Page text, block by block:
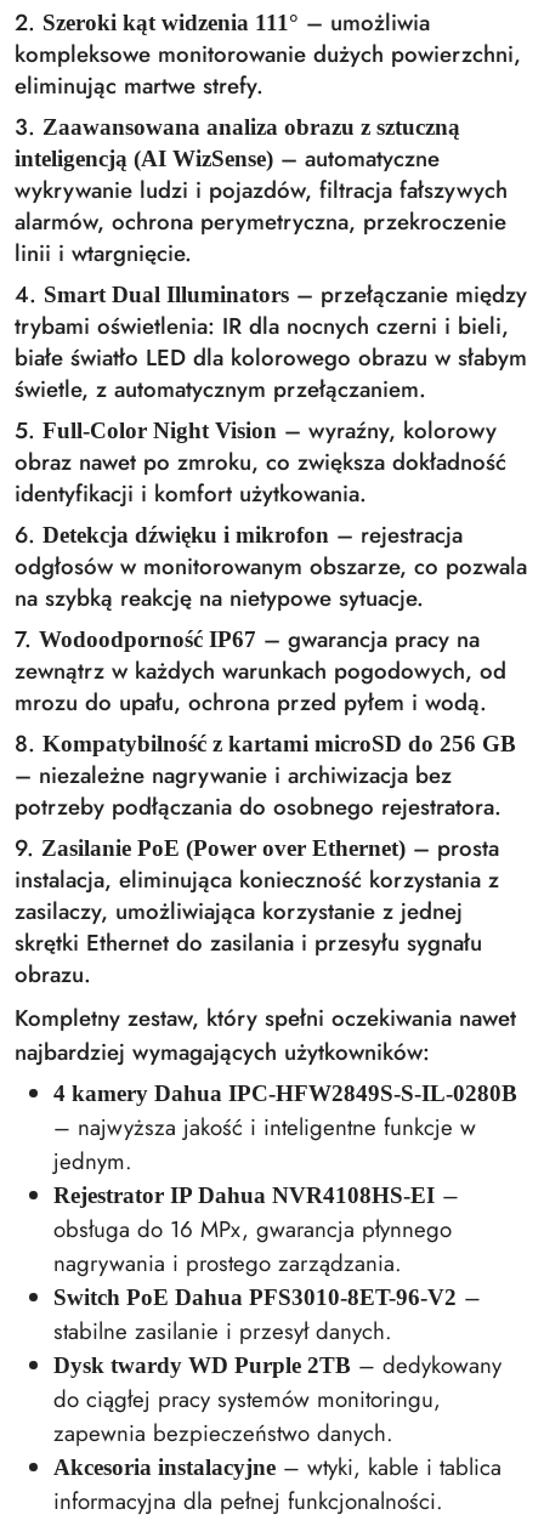
2. Szeroki kąt widzenia 111° – umożliwia
kompleksowe monitorowanie dużych powierzchni,
eliminując martwe strefy.
3. Zaawansowana analiza obrazu z sztuczną
inteligencją (AI WizSense) – automatyczne
wykrywanie ludzi i pojazdów, filtracja fałszywych
alarmów, ochrona perymetryczna, przekroczenie
linii i wtargnięcie.
4. Smart Dual Illuminators – przełączanie między
trybami oświetlenia: IR dla nocnych czerni i bieli,
białe światło LED dla kolorowego obrazu w słabym
świetle, z automatycznym przełączaniem.
5. Full-Color Night Vision – wyraźny, kolorowy
obraz nawet po zmroku, co zwiększa dokładność
identyfikacji i komfort użytkowania.
6. Detekcja dźwięku i mikrofon – rejestracja
odgłosów w monitorowanym obszarze, co pozwala
na szybką reakcję na nietypowe sytuacje.
7. Wodoodporność IP67 – gwarancja pracy na
zewnątrz w każdych warunkach pogodowych, od
mrozu do upału, ochrona przed pyłem i wodą.
8. Kompatybilność z kartami microSD do 256 GB
– niezależne nagrywanie i archiwizacja bez
potrzeby podłączania do osobnego rejestratora.
9. Zasilanie PoE (Power over Ethernet) – prosta
instalacja, eliminująca konieczność korzystania z
zasilaczy, umożliwiająca korzystanie z jednej
skrętki Ethernet do zasilania i przesyłu sygnału
obrazu.
Kompletny zestaw, który spełni oczekiwania nawet
najbardziej wymagających użytkowników:
4 kamery Dahua IPC-HFW2849S-S-IL-0280B
– najwyższa jakość i inteligentne funkcje w
jednym.
Rejestrator IP Dahua NVR4108HS-EI –
obsługa do 16 MPx, gwarancja płynnego
nagrywania i prostego zarządzania.
Switch PoE Dahua PFS3010-8ET-96-V2 –
stabilne zasilanie i przesył danych.
Dysk twardy WD Purple 2TB – dedykowany
do ciągłej pracy systemów monitoringu,
zapewnia bezpieczeństwo danych.
Akcesoria instalacyjne – wtyki, kable i tablica
informacyjna dla pełnej funkcjonalności.